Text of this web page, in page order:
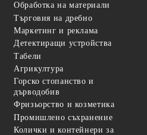
Обработка на материали
Търговия на дребно
Маркетинг и реклама
Детектиращи устройства
Табели
Агрикултура
Горско стопанство и
дърводобив
Фризьорство и козметика
Промишлено съхранение
Колички и контейнери за